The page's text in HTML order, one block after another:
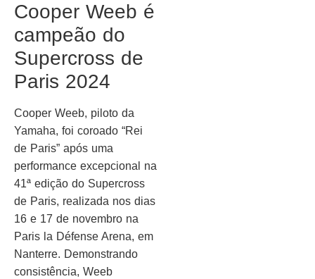
Cooper Weeb é
campeão do
Supercross de
Paris 2024
Cooper Weeb, piloto da
Yamaha, foi coroado “Rei
de Paris” após uma
performance excepcional na
41ª edição do Supercross
de Paris, realizada nos dias
16 e 17 de novembro na
Paris la Défense Arena, em
Nanterre. Demonstrando
consistência, Weeb